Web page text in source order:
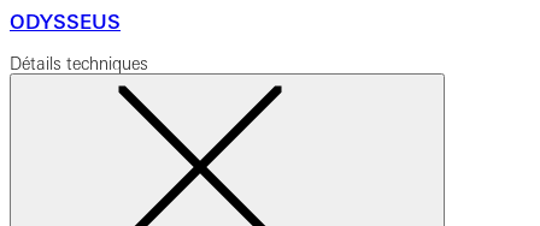
ODYSSEUS
Détails techniques